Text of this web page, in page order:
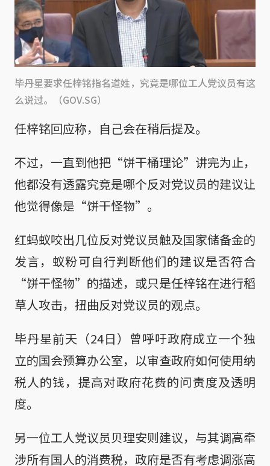
毕丹星要求任梓铭指名道姓，究竟是哪位工人党议员有这
么说过。（GOV.SG）
任梓铭回应称，自己会在稍后提及。
不过，一直到他把“饼干桶理论”讲完为止，
他都没有透露究竟是哪个反对党议员的建议让
他觉得像是“饼干怪物”。
红蚂蚁咬出几位反对党议员触及国家储备金的
发言，蚁粉可自行判断他们的建议是否符合
“饼干怪物”的描述，或只是任梓铭在进行稻
草人攻击，扭曲反对党议员的观点。
毕丹星前天（24日）曾呼吁政府成立一个独
立的国会预算办公室，以审查政府如何使用纳
税人的钱，提高对政府花费的问责度及透明
度。
另一位工人党议员贝理安则建议，与其调高牵
涉所有国人的消费税，政府是否有考虑调涨高